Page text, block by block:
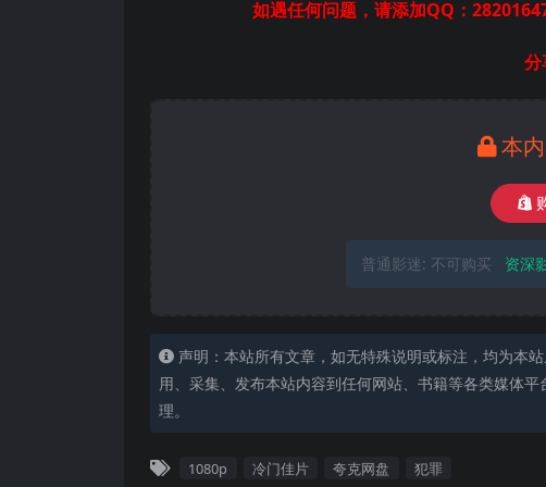
如遇任何问题，请添加QQ：
分
本
普通影迷: 不可购买 资深
声明：本站所有文章，如无特殊说明或标注，均为本
用、采集、发布本站内容到任何网站、书籍等各类媒体
理。
1080p 冷门佳片 夸克网盘 犯罪